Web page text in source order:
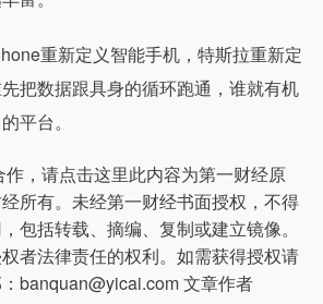
重新定义智能手机，特斯拉重新定
把数据跟具身的循环跑通，谁就有机
平台。
，请点击这里此内容为第一财经原
所有。未经第一财经书面授权，不得
包括转载、摘编、复制或建立镜像。
者法律责任的权利。如需获得授权请
banquan@yicai.com 文章作者